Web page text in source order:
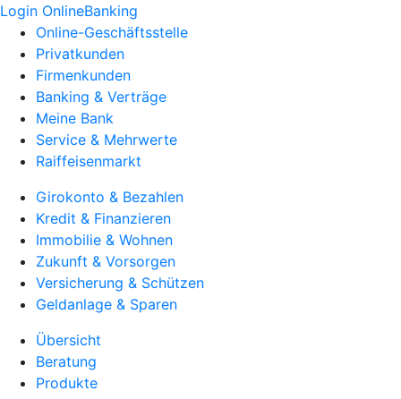
Login OnlineBanking
Online-Geschäftsstelle
Privatkunden
Firmenkunden
Banking & Verträge
Meine Bank
Service & Mehrwerte
Raiffeisenmarkt
Girokonto & Bezahlen
Kredit & Finanzieren
Immobilie & Wohnen
Zukunft & Vorsorgen
Versicherung & Schützen
Geldanlage & Sparen
Übersicht
Beratung
Produkte